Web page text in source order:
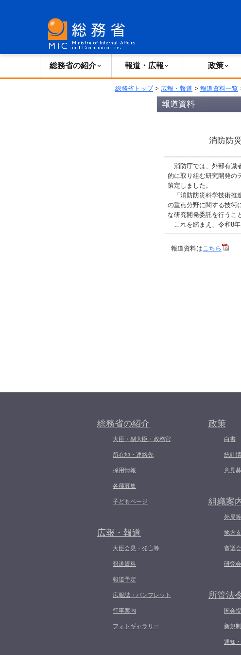
総務省の紹介 報道・広報 政策
総務省トップ> 広報・報道 > 報道資料一覧
報道資料
消防防
消防庁では、外部有識
的に取り組む研究開発の
策定しました。
「消防防災科学技術推
の重点分野に関する技術
な研究開発委託を行うこ
これを踏まえ、令和8年
報道資料はこちら
総務省の紹介
大臣・副大臣・政務官
所在地・連絡先
採用情報
各種募集
子どもページ
広報・報道
大臣会見・発言等
報道資料
報道予定
広報誌・パンフレット
行事案内
フォトギャラリー
政策
白書
統計
意見
組織案
外局等
地方
審議
研究
所管法
国会
新規
通知